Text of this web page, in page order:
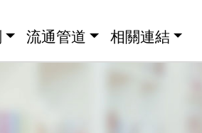
流通管道 相關連結